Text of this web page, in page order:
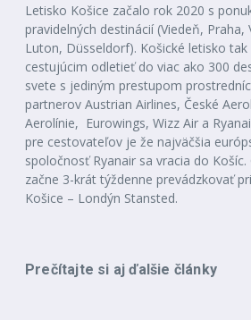
Letisko Košice začalo rok 2020 s
pravidelných destinácií (Viedeň, Praha,
Luton, Düsseldorf). Košické letisko
cestujúcim odletieť do viac ako 300
svete s jediným prestupom
partnerov Austrian Airlines, České
Aerolínie, Eurowings, Wizz Air a
pre cestovateľov je že najväčšia
spoločnosť Ryanair sa vracia do Košíc.
začne 3-krát týždenne prevádzkovať
Košice – Londýn Stansted.
Prečítajte si aj ďalšie články